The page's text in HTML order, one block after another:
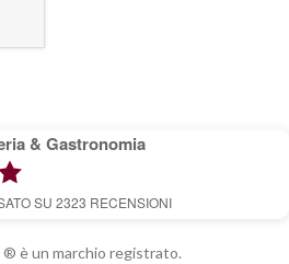
& Gastronomia
SU 2323 RECENSIONI
® è un marchio registrato.